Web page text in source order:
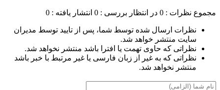
مجموع نظرات : 0 در انتظار بررسی : 0 انتشار یافته : 0
نظرات ارسال شده توسط شما، پس از تایید توسط مدیران
سایت منتشر خواهد شد.
نظراتی که حاوی تهمت یا افترا باشد منتشر نخواهد شد.
نظراتی که به غیر از زبان فارسی یا غیر مرتبط با خبر باشد
منتشر نخواهد شد.